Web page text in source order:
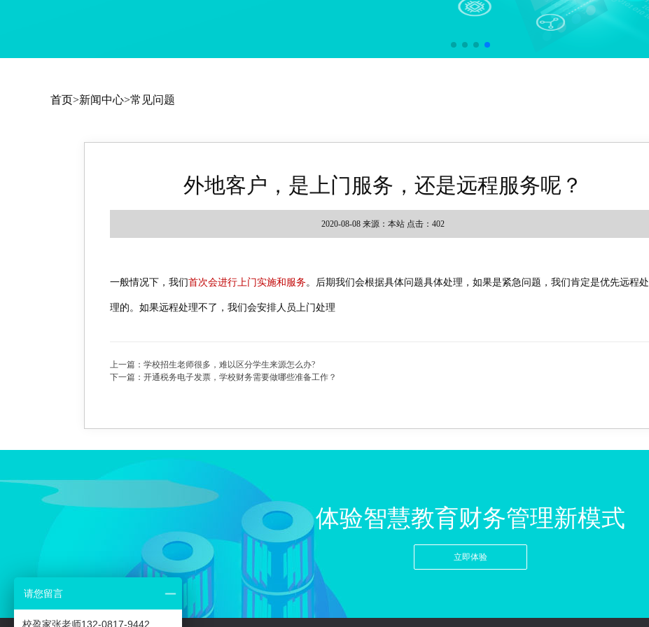
首页>新闻中心>常见问题
外地客户，是上门服务，还是远程服务呢？
2020-08-08 来源：本站 点击： 402
一般情况下，我们首次会进行上门实施和服务 。后期我们会根据具体问题具体处理，如果是紧急问题，我们肯定是优先远程处
理的。如果远程处理不了，我们会安排人员上门处理
上一篇：学校招生老师很多，难以区分学生来源怎么办?
下一篇：开通税务电子发票，学校财务需要做哪些准备工作？
体验智慧教育财务管理新模式
立即体验
请您留言
校盈家张老师132-0817-9442